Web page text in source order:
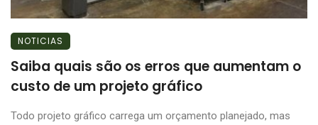
NOTICIAS
Saiba quais são os erros que aumentam o
custo de um projeto gráfico
Todo projeto gráfico carrega um orçamento planejado, mas